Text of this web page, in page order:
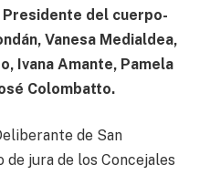
Presidente del cuerpo-
Vanesa Medialdea,
Ivana Amante, Pamela
Colombatto.
de San
de jura de los Concejales